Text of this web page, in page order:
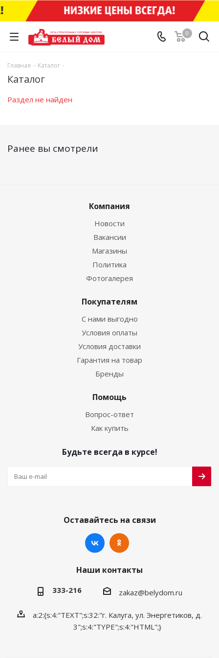
0
Главная - Каталог -
Каталог
Раздел не найден
Ранее вы смотрели
Компания
Новости
Вакансии
Магазины
Политика
Фотогалерея
Покупателям
С нами выгодно
Условия оплаты
Условия доставки
Гарантия на товар
Бренды
Помощь
Вопрос-ответ
Как купить
Будьте всегда в курсе!
Оставайтесь на связи
Наши контакты
333-216 zakaz@belydom.ru
a:2:{s:4:"TEXT";s:32:"г. Калуга, ул. Энергетиков, д.
3";s:4:"TYPE";s:4:"HTML";}